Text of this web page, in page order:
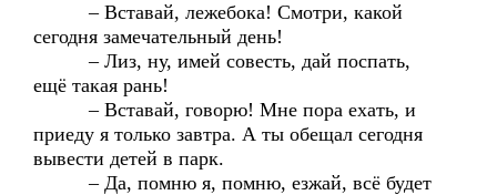
– Вставай, лежебока! Смотри, какой
сегодня замечательный день!
– Лиз, ну, имей совесть, дай поспать,
ещё такая рань!
– Вставай, говорю! Мне пора ехать, и
приеду я только завтра. А ты обещал сегодня
вывести детей в парк.
– Да, помню я, помню, езжай, всё будет